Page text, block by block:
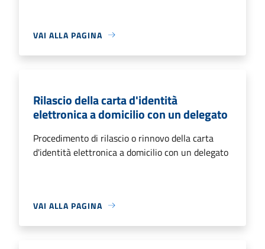
VAI ALLA PAGINA
Rilascio della carta d'identità
elettronica a domicilio con un delegato
Procedimento di rilascio o rinnovo della carta
d'identità elettronica a domicilio con un delegato
VAI ALLA PAGINA